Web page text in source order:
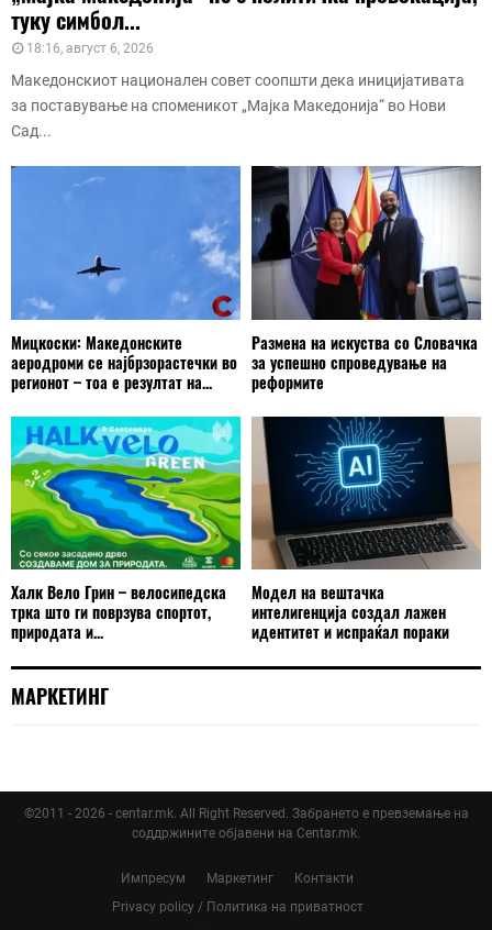
туку симбол...
18:16, август 6, 2026
Македонскиот национален совет соопшти дека иницијативата
за поставување на споменикот „Мајка Македонија“ во Нови
Сад...
Мицкоски: Македонските
аеродроми се најбрзорастечки во
регионот – тоа е резултат на...
Размена на искуства со Словачка
за успешно спроведување на
реформите
Халк Вело Грин – велосипедска
трка што ги поврзува спортот,
природата и...
Модел на вештачка
интелигенција создал лажен
идентитет и испраќал пораки
МАРКЕТИНГ
©2011 - 2026 - centar.mk. All Right Reserved. Забрането е превземање на
соддржините објавени на Centar.mk.
Импресум Маркетинг
Контакти
Privacy policy / Политика на приватност